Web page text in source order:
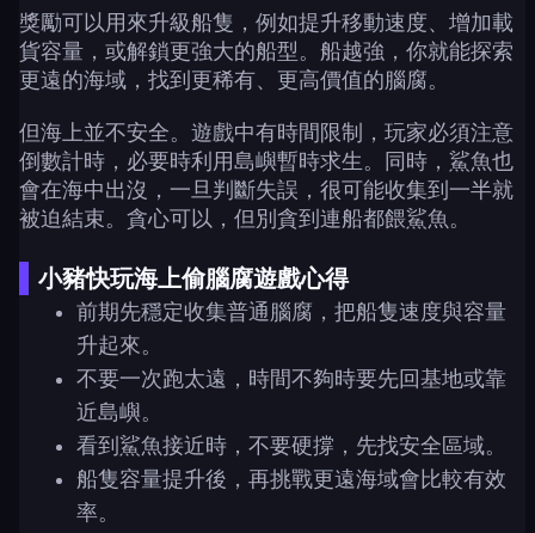
獎勵可以用來升級船隻，例如提升移動速度、增加載
貨容量，或解鎖更強大的船型。船越強，你就能探索
更遠的海域，找到更稀有、更高價值的腦腐。
但海上並不安全。遊戲中有時間限制，玩家必須注意
倒數計時，必要時利用島嶼暫時求生。同時，鯊魚也
會在海中出沒，一旦判斷失誤，很可能收集到一半就
被迫結束。貪心可以，但別貪到連船都餵鯊魚。
小豬快玩海上偷腦腐遊戲心得
前期先穩定收集普通腦腐，把船隻速度與容量
升起來。
不要一次跑太遠，時間不夠時要先回基地或靠
近島嶼。
看到鯊魚接近時，不要硬撐，先找安全區域。
船隻容量提升後，再挑戰更遠海域會比較有效
率。